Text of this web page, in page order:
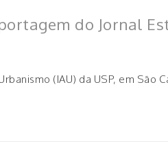
do Jornal
(IAU) da USP, em